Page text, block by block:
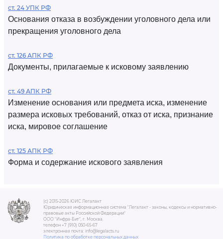
ст. 24 УПК РФ
Основания отказа в возбуждении уголовного дела или
прекращения уголовного дела
ст. 126 АПК РФ
Документы, прилагаемые к исковому заявлению
ст. 49 АПК РФ
Изменение основания или предмета иска, изменение
размера исковых требований, отказ от иска, признание
иска, мировое соглашение
ст. 125 АПК РФ
Форма и содержание искового заявления
(c) 2015-2026 ЮИС Легалакт
Юридическая информационная система "Легалакт - законы, кодексы и нормативно-
правовые акты Российской Федерации"
ООО "Инфра-Бит", г. Москва.
телефон +7 (910) 050-65-67
электронная почта: info@legalacts.ru
Политика по обработке персональных данных